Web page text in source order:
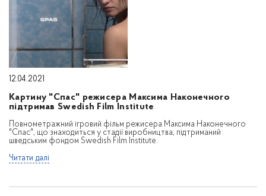
12.04.2021
Картину "Спас" режисера Максима Наконечного
підтримав Swedish Film Institute
Повнометражний ігровий фільм режисера Максима Наконечного
"Спас", що знаходиться у стадії виробництва, підтриманий
шведським фондом Swedish Film Institute.
Читати далі